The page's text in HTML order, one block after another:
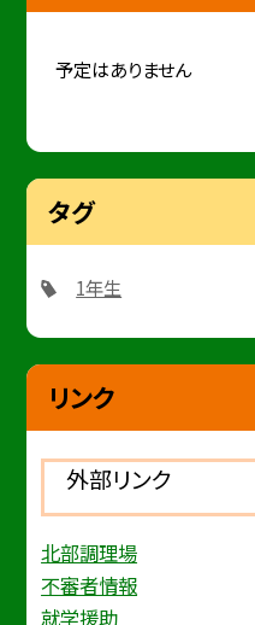
予定はありません
タグ
1年生
リンク
外部リンク
北部調理場
不審者情報
就学援助